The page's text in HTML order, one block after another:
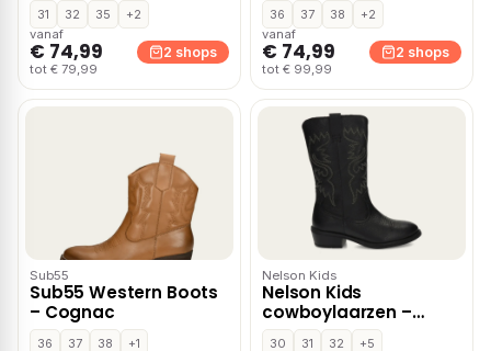
31 32 35
+2
vanaf
€ 74,99
tot € 79,99
2 shops
36 37 38
+2
vanaf
€ 74,99
tot € 99,99
2 shops
Sub55
Sub55 Western Boots
– Cognac
36 37 38
+1
Nelson Kids
Nelson Kids
cowboylaarzen –
Zwart
30 31 32
+5